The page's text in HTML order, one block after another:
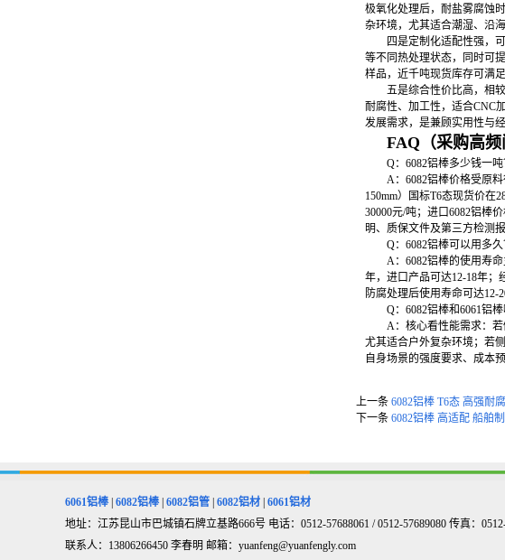
极氧化处理后，耐盐雾腐蚀
杂环境，尤其适合潮湿、沿
四是定制化适配性强，
等不同热处理状态，同时可
样品，近千吨现货库存可满
五是综合性价比高，相
耐腐性、加工性，适合CNC
发展需求，是兼顾实用性与
FAQ（采购高频
Q：6082铝棒多少钱一吨
A：6082铝棒价格受原
150mm）国标T6态现货价在
30000元/吨；进口6082铝棒
明、质保文件及第三方检测报
Q：6082铝棒可以用多久
A：6082铝棒的使用寿
年，进口产品可达12-18年；
防腐处理后使用寿命可达12-
Q：6082铝棒和6061铝
A：核心看性能需求：若
尤其适合户外复杂环境；若
自身场景的强度要求、成本
上一条 6082铝棒 T6态 高强耐
下一条 6082铝棒 高适配 船舶
6061铝棒| 6082铝棒| 6082铝管 6082铝材 6061铝材
地址：江苏昆山市巴城镇石牌立基路666号 电话：0512-57688061 / 0512-57689080 传真：
联系人：13806266450 李春明 邮箱：yuanfeng@yuanfengly.com